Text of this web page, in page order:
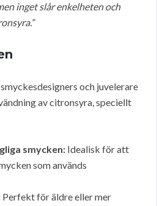
inget slår enkelheten och
och juvelerare
av citronsyra, speciellt
smycken: Idealisk för att
som används
Perfekt för äldre eller mer